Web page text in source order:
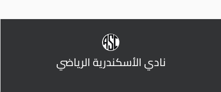
نادي الأسكندرية الرياضي